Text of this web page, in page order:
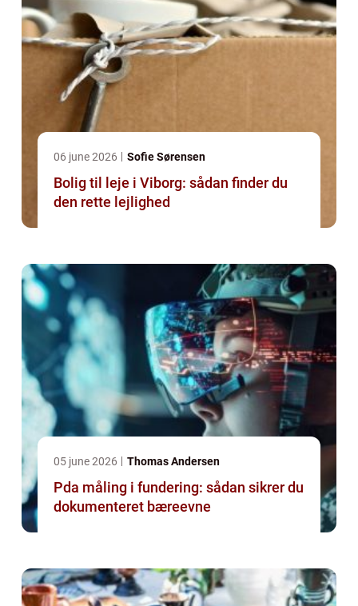
06 june 2026 Sofie Sørensen
Bolig til leje i Viborg: sådan finder du
den rette lejlighed
05 june 2026 Thomas Andersen
Pda måling i fundering: sådan sikrer du
dokumenteret bæreevne